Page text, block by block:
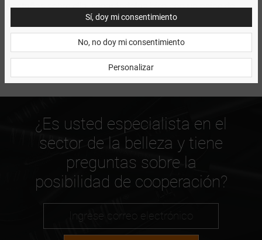
pestañas sobre ella, separándolas bien con un peine de
lifting y laminación de pestañas.
¿Es usted especialista en el
sector de la belleza y tiene
preguntas sobre la
posibilidad de cooperación?
Sí, doy mi consentimiento
No, no doy mi consentimiento
Personalizar